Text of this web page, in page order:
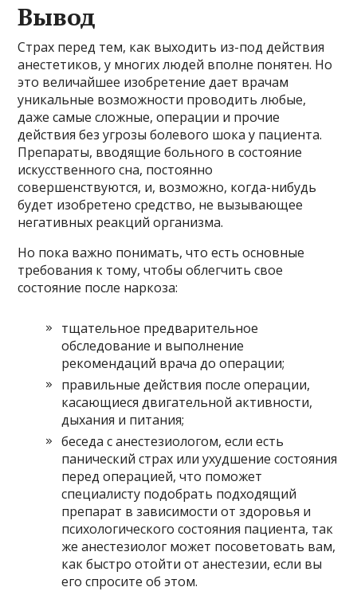
Вывод
Страх перед тем, как выходить из-под действия
анестетиков, у многих людей вполне понятен. Но
это величайшее изобретение дает врачам
уникальные возможности проводить любые,
даже самые сложные, операции и прочие
действия без угрозы болевого шока у пациента.
Препараты, вводящие больного в состояние
искусственного сна, постоянно
совершенствуются, и, возможно, когда-нибудь
будет изобретено средство, не вызывающее
негативных реакций организма.
Но пока важно понимать, что есть основные
требования к тому, чтобы облегчить свое
состояние после наркоза:
тщательное предварительное
обследование и выполнение
рекомендаций врача до операции;
правильные действия после операции,
касающиеся двигательной активности,
дыхания и питания;
беседа с анестезиологом, если есть
панический страх или ухудшение состояния
перед операцией, что поможет
специалисту подобрать подходящий
препарат в зависимости от здоровья и
психологического состояния пациента, так
же анестезиолог может посоветовать вам,
как быстро отойти от анестезии, если вы
его спросите об этом.